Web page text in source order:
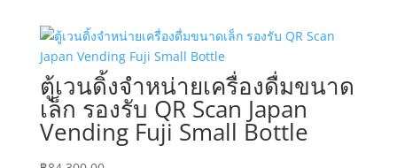
ตู้เวนดิ้งจำหน่ายเครื่องดื่มขนาด
เล็ก รองรับ QR Scan Japan
Vending Fuji Small Bottle